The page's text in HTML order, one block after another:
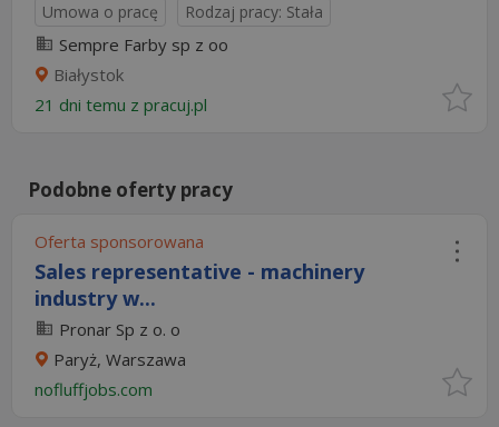
Umowa o pracę Rodzaj pracy: Stała
Sempre Farby sp z oo
Białystok
21 dni temu z pracuj.pl
Podobne oferty pracy
Oferta sponsorowana
Sales representative - machinery
industry w...
Pronar Sp z o. o
Paryż, Warszawa
nofluffjobs.com